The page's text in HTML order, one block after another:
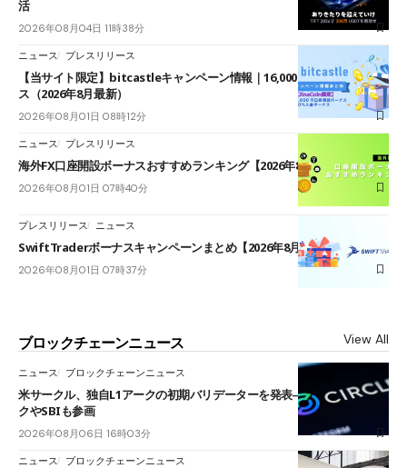
活
2026年08月04日 11時38分
ニュース プレスリリース
【当サイト限定】bitcastleキャンペーン情報｜16,000円口座開設ボーナ
ス（2026年8月最新）
2026年08月01日 08時12分
ニュース プレスリリース
海外FX口座開設ボーナスおすすめランキング【2026年8月最新】
2026年08月01日 07時40分
プレスリリース ニュース
SwiftTraderボーナスキャンペーンまとめ【2026年8月最新】
2026年08月01日 07時37分
ブロックチェーンニュース View All
ニュース ブロックチェーンニュース
米サークル、独自L1アークの初期バリデーターを発表――ブラックロッ
クやSBIも参画
2026年08月06日 16時03分
ニュース ブロックチェーンニュース